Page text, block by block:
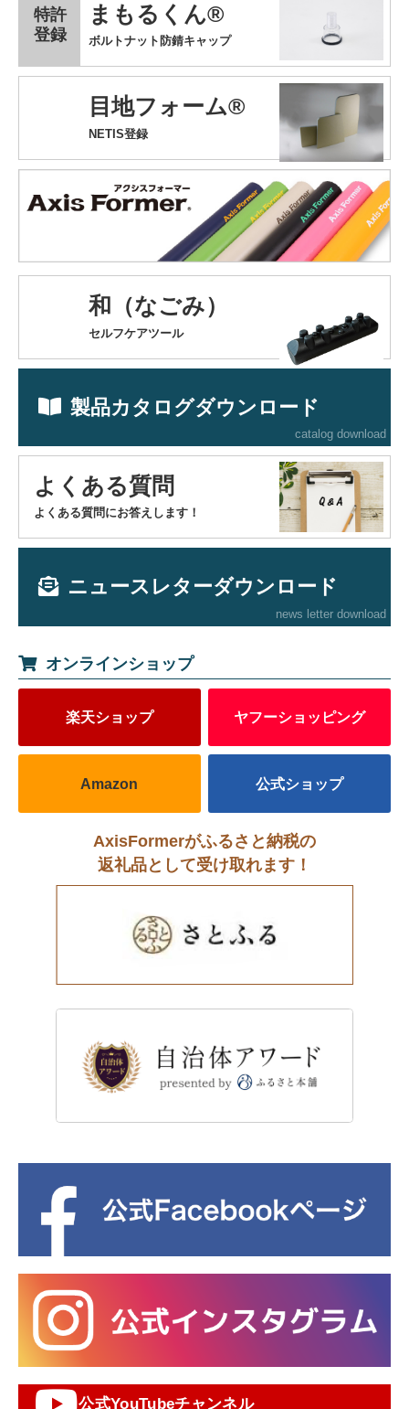
まもるくん®
特許
登録
ボルトナット防錆キャップ
目地フォーム®
NETIS登録
和（なごみ）
セルフケアツール
製品カタログダウンロード
catalog download
よくある質問
よくある質問にお答えします！
ニュースレターダウンロード
news letter download
オンラインショップ
楽天ショップ ヤフーショッピング
Amazon 公式ショップ
AxisFormerがふるさと納税の
返礼品として受け取れます！
公式YouTubeチャンネル